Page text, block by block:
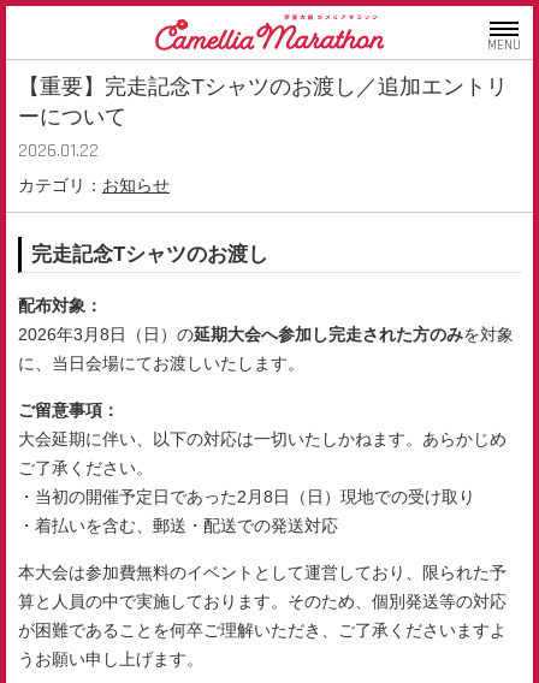
MENU
【重要】完走記念Tシャツのお渡し／追加エントリ
ーについて
2026.01.22
カテゴリ： お知らせ
完走記念Tシャツのお渡し
配布対象：
2026年3月8日（日）の延期大会へ参加し完走された方のみを対象
に、当日会場にてお渡しいたします。
ご留意事項：
大会延期に伴い、以下の対応は一切いたしかねます。あらかじめ
ご了承ください。
・当初の開催予定日であった2月8日（日）現地での受け取り
・着払いを含む、郵送・配送での発送対応
本大会は参加費無料のイベントとして運営しており、限られた予
算と人員の中で実施しております。そのため、個別発送等の対応
が困難であることを何卒ご理解いただき、ご了承くださいますよ
うお願い申し上げます。